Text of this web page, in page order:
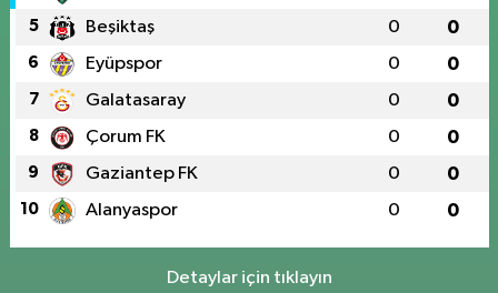
5 Beşiktaş 0 0
6 Eyüpspor 0 0
7 Galatasaray 0 0
8 Çorum FK 0 0
9 Gaziantep FK 0 0
10 Alanyaspor 0 0
Detaylar için tıklayın